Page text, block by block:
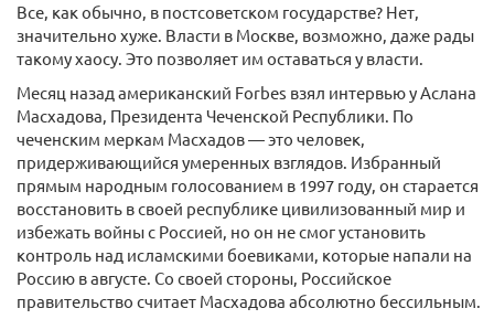
Все, как обычно, в постсоветском государстве? Нет,
значительно хуже. Власти в Москве, возможно, даже рады
такому хаосу. Это позволяет им оставаться у власти.
Месяц назад американский Forbes взял интервью у Аслана
Масхадова, Президента Чеченской Республики. По
чеченским меркам Масхадов — это человек,
придерживающийся умеренных взглядов. Избранный
прямым народным голосованием в 1997 году, он старается
восстановить в своей республике цивилизованный мир и
избежать войны с Россией, но он не смог установить
контроль над исламскими боевиками, которые напали на
Россию в августе. Со своей стороны, Российское
правительство считает Масхадова абсолютно бессильным.